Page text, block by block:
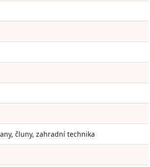
čluny, zahradní technika